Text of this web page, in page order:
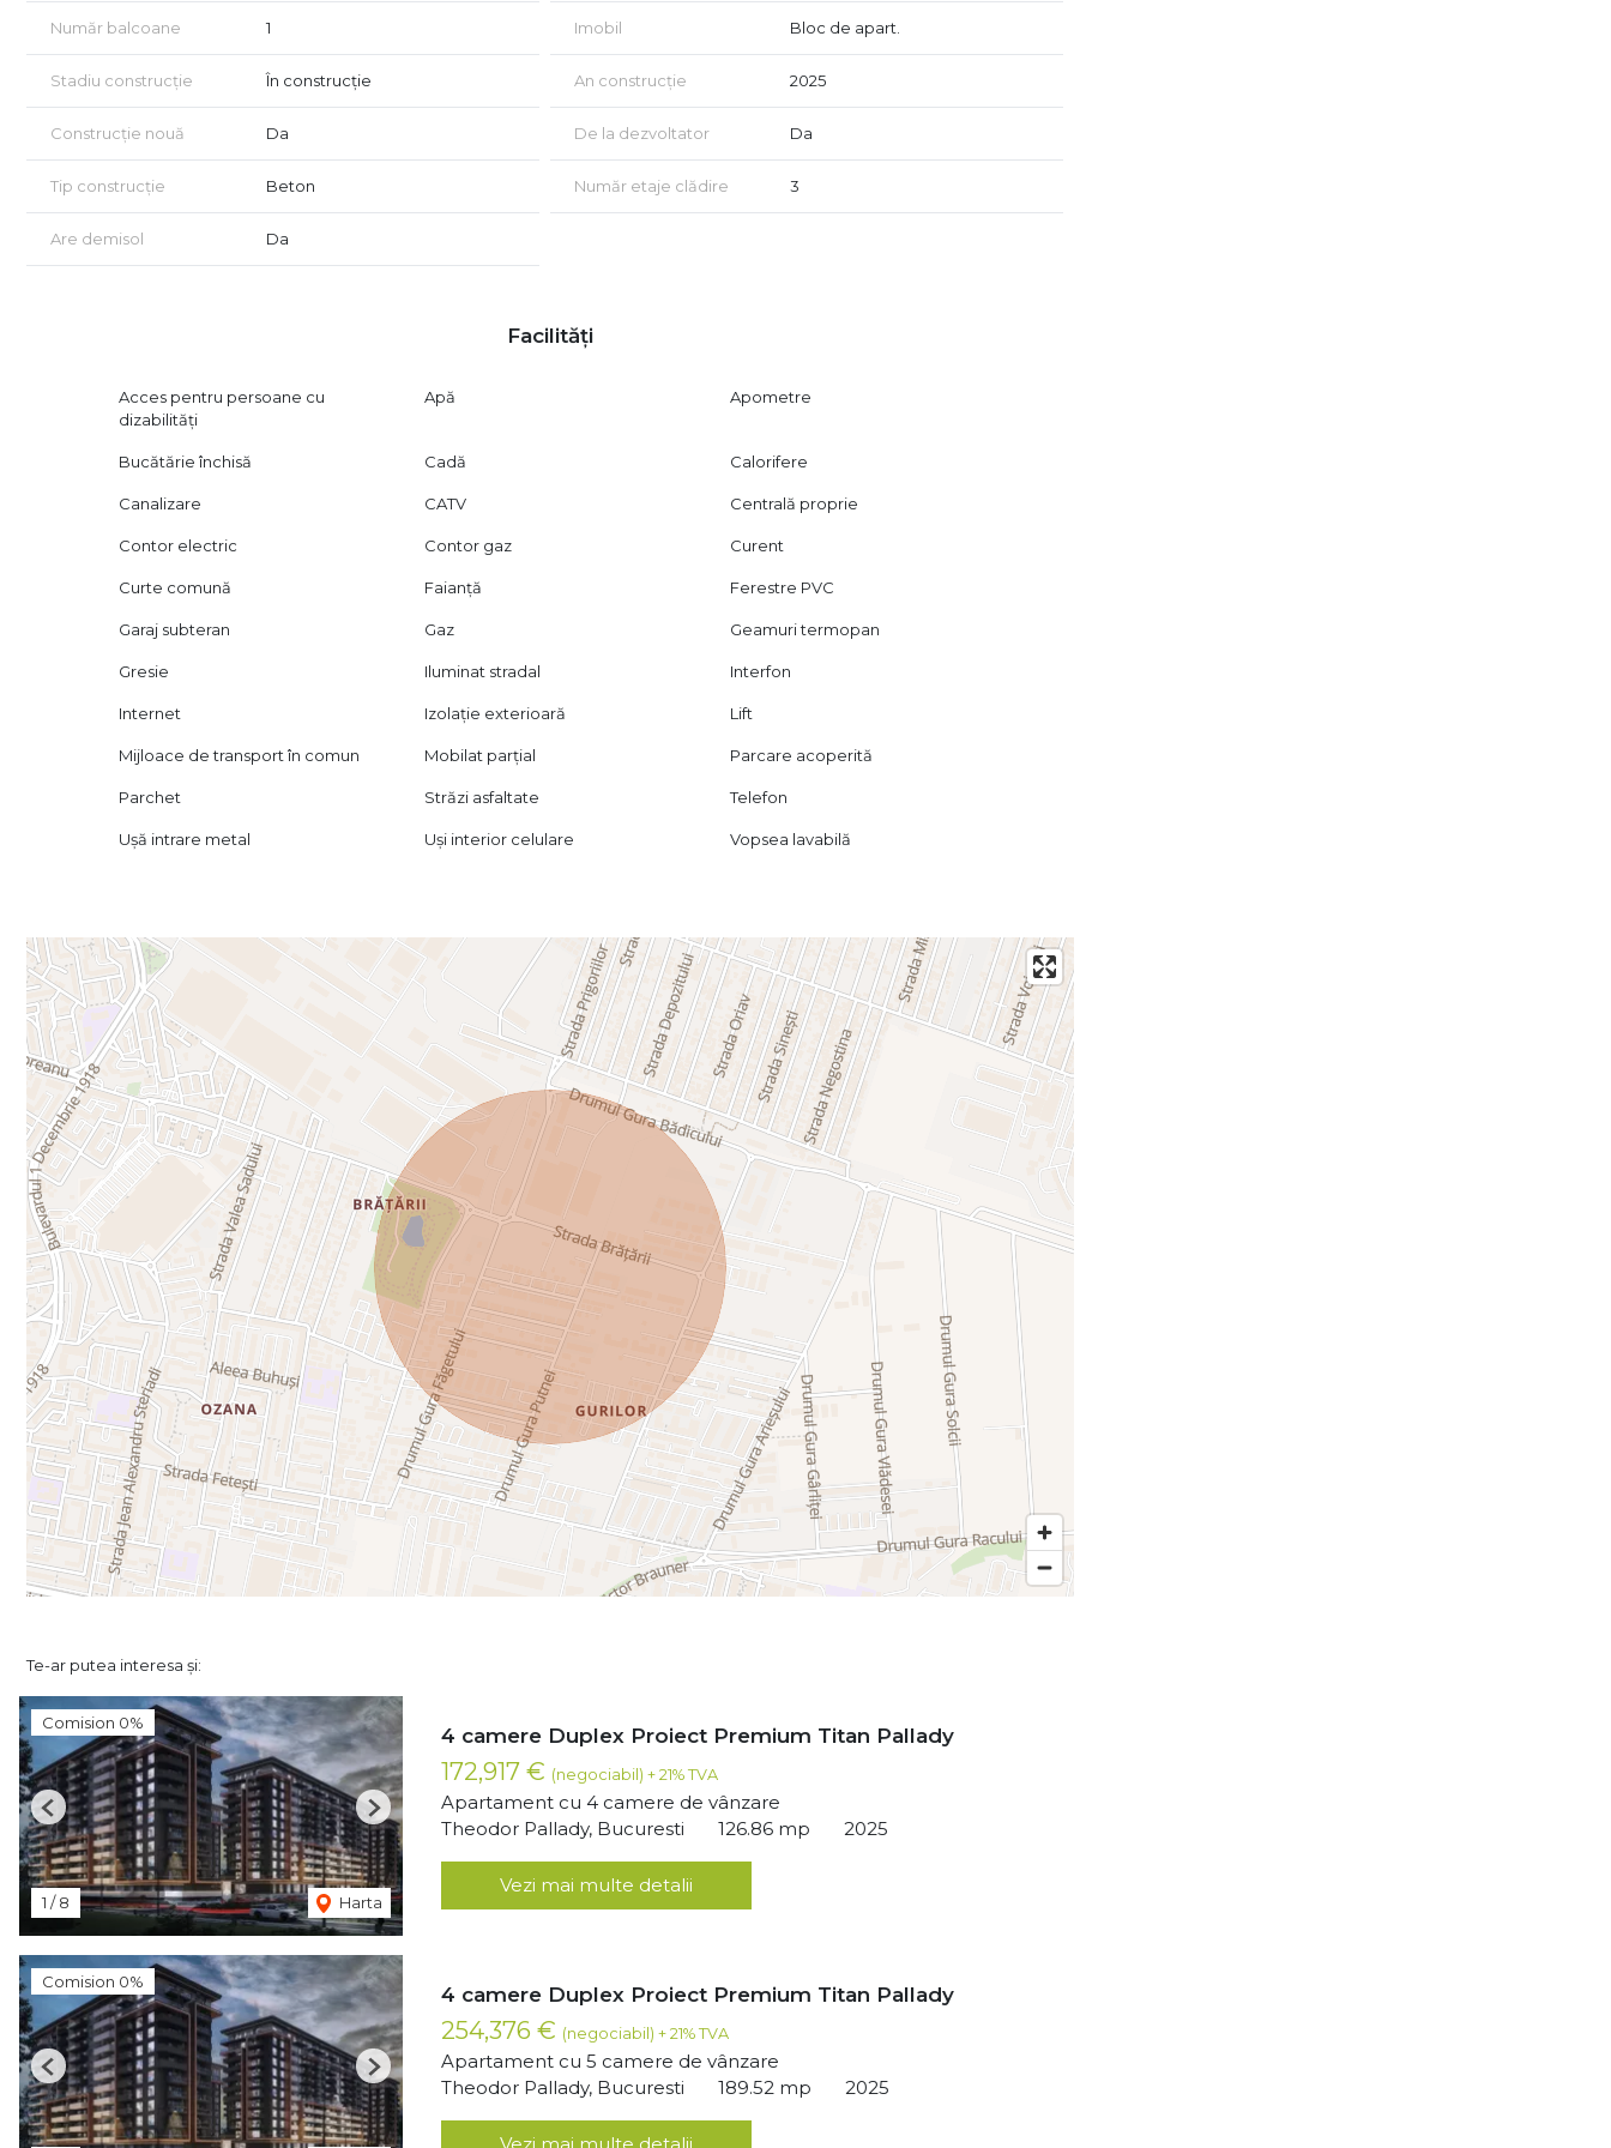
-Magazine si Hipermarketuri : IKEA, Auchan, Lidl, Metro, Decathlon, JYSK, Mega Image, Dedeman, Leroy Merlin.
- Autostrada A2, Autostrada A0 ,Centura Bucuresti .
Nota: Imaginile sunt cu titlu de prezentare.
Număr balcoane 1 Imobil Bloc de apart.
Stadiu construcție În construcție An construcție 2025
Construcție nouă Da De la dezvoltator Da
Tip construcție Beton Număr etaje clădire 3
Are demisol Da
Facilități
Acces pentru persoane cu
dizabilități
Apă Apometre
Bucătărie închisă Cadă Calorifere
Canalizare CATV Centrală proprie
Contor electric Contor gaz Curent
Curte comună Faianță Ferestre PVC
Garaj subteran Gaz Geamuri termopan
Gresie Iluminat stradal Interfon
Internet Izolație exterioară Lift
Mijloace de transport în comun Mobilat parțial Parcare acoperită
Parchet Străzi asfaltate Telefon
Ușă intrare metal Uși interior celulare Vopsea lavabilă
Te-ar putea interesa și:
Comision 0%
1 /8 Harta
Previous Next
4 camere Duplex Proiect Premium Titan Pallady
172,917 € (negociabil) + 21% TVA
Apartament cu 4 camere de vânzare
Theodor Pallady, Bucuresti
126.86 mp 2025
Vezi mai multe detalii
Comision 0%
Previous Next
4 camere Duplex Proiect Premium Titan Pallady
254,376 € (negociabil) + 21% TVA
Apartament cu 5 camere de vânzare
Theodor Pallady, Bucuresti
189.52 mp 2025